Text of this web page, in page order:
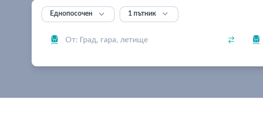
Еднопосочен  1 пътник 
  